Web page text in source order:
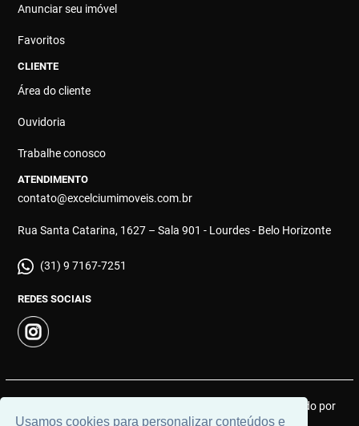
Usamos cookies para personalizar conteúdos e
Anunciar seu imóvel
Favoritos
CLIENTE
Área do cliente
Ouvidoria
Trabalhe conosco
ATENDIMENTO
contato@excelciumimoveis.com.br
Rua Santa Catarina, 1627 – Sala 901 - Lourdes - Belo Horizonte
(31) 9 7167-7251
REDES SOCIAIS
© 2026 | Excelcium Imóveis | CRECI: MGJ 9183 | Desenvolvido por